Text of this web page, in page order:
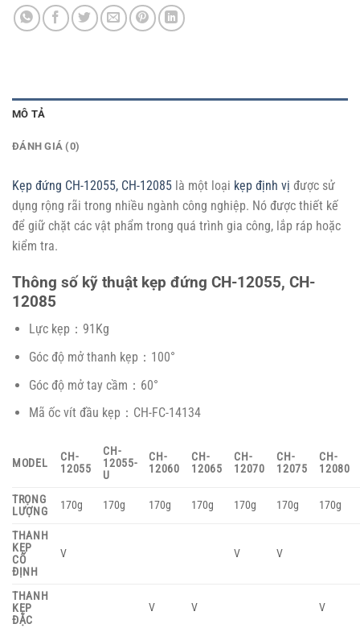
MÔ TẢ
ĐÁNH GIÁ (0)
Kẹp đứng CH-12055, CH-12085 là một loại kẹp định vị được sử
dụng rộng rãi trong nhiều ngành công nghiệp. Nó được thiết kế
để giữ chặt các vật phẩm trong quá trình gia công, lắp ráp hoặc
kiểm tra.
Thông số kỹ thuật kẹp đứng CH-12055, CH-
12085
Lực kẹp：91Kg
Góc độ mở thanh kẹp：100°
Góc độ mở tay cầm：60°
Mã ốc vít đầu kẹp：CH-FC-14134
MODEL
CH-
12055
CH-
12055-
U
CH-
12060
CH-
12065
CH-
12070
CH-
12075
CH-
12080
TRỌNG
LƯỢNG
170g 170g 170g 170g 170g 170g 170g
THANH
KẸP
CỐ
ĐỊNH
V V V
THANH
KẸP
ĐẶC
V V V